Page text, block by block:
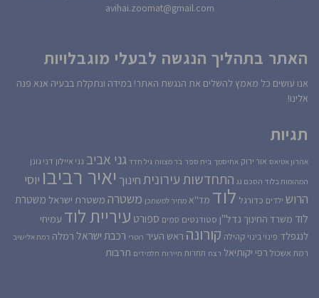
avihai.zoomat@gmail.com
האתר בתהליך הנגשה לבעלי מוגבלויות
אנו עושים כל מאמץ להשלים את הנגשת האתר! במידה ונתקלת בבעיה אנא פנה
אלינו!
תגיות
אהרון אטיאס אור ירוק אחיסמך בית ספר בר מצווה גיל חדד גני אביב גני איילון דני גונן
המהומות בלוד הסכם גג התחדשות עירוניתחינוך יאיר רביבו יוסי
הרוש ילדים כדורגל לוד מד''א מחיר למשתכן משטרה משטרת ישראל משטרת
לוד משרד החינוך נדל''ן סטודנטים סמים ספורט עיריית לוד עמיחי
לנגפלד פינוי בינוי קהילה קורונה ראש העיר רוטרי רכבת ישראל רמלה רמת אלישיב
רמת אשכול רפי יקותיאל רצח תחרות תיירות תלמידים תרבות